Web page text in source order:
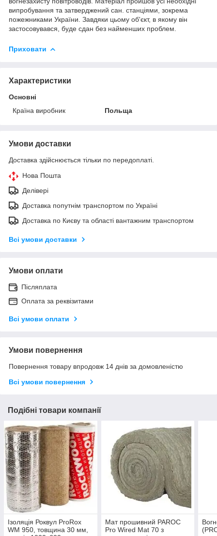
випробування та затверджений сан. станціями, зокрема
пожежниками України. Завдяки цьому об'єкт, в якому він
застосовувався, буде сдан без найменших проблем.
Приховати
Характеристики
Основні
Країна виробник
Польща
Умови доставки
Доставка здійснюється тільки по передоплаті.
Нова Пошта
Делівері
Доставка попутнім транспортом по Україні
Доставка по Києву та області вантажним транспортом
Всі умови доставки
Умови оплати
Післяплата
Оплата за реквізитами
Всі умови оплати
Умови повернення
Повернення товару впродовж 14 днів за домовленістю
Всі умови повернення
Подібні товари компанії
Ізоляція Роквул ProRox
WM 950, товщина 30 мм,
Мат прошивний PAROC
Pro Wired Mat 70 з